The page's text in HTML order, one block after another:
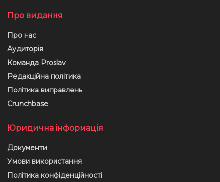
Про видання
Про нас
Аудиторія
Команда Proslav
Редакційна політика
Політика виправлень
Crunchbase
Юридична інформація
Документи
Умови використання
Політика конфіденційності